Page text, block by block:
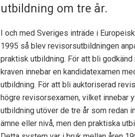
utbildning om tre år.
I och med Sveriges inträde i
1995 så blev revisorsutbildningen
praktisk utbildning. För att bli
kraven innebar en kandidatexamen
utbildning. För att bli auktoriserad
högre revisorsexamen, vilket innebar
utbildning utöver de tre år som redan
ämne eller nivå, men den praktiska